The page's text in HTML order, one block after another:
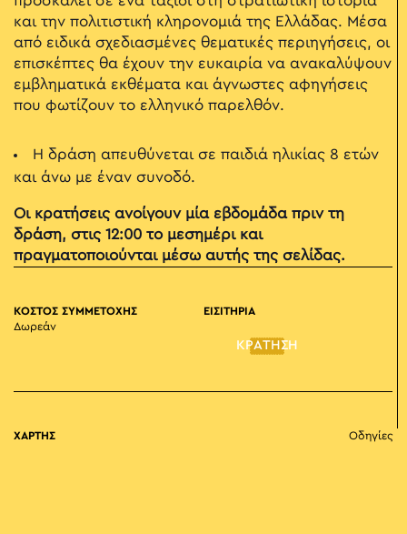
και την πολιτιστική κληρονομιά της Ελλάδας. Μέσα
από ειδικά σχεδιασμένες θεματικές περιηγήσεις, οι
επισκέπτες θα έχουν την ευκαιρία να ανακαλύψουν
εμβληματικά εκθέματα και άγνωστες αφηγήσεις
που φωτίζουν το ελληνικό παρελθόν.
Η δράση απευθύνεται σε παιδιά ηλικίας 8 ετών
και άνω με έναν συνοδό.
Οι κρατήσεις ανοίγουν μία εβδομάδα πριν τη
δράση, στις 12:00 το μεσημέρι και
πραγματοποιούνται μέσω αυτής της σελίδας.
ΚΟΣΤΟΣ ΣΥΜΜΕΤΟΧΗΣ
Δωρεάν
ΕΙΣΙΤΗΡΙΑ
ΚΡΑΤΗΣΗ
ΧΑΡΤΗΣ Οδηγίες